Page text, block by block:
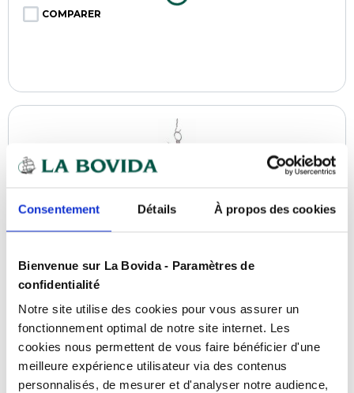
Consentement Détails À propos des cookies
Bienvenue sur La Bovida - Paramètres de
confidentialité
Notre site utilise des cookies pour vous assurer un
fonctionnement optimal de notre site internet. Les
cookies nous permettent de vous faire bénéficier d'une
meilleure expérience utilisateur via des contenus
personnalisés, de mesurer et d'analyser notre audience,
COMPARER
Descente inox 10 crochets 140 cm
En stock